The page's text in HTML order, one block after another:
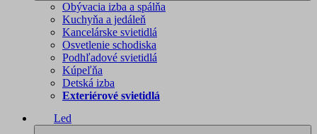
Obývacia izba a spálňa
Kuchyňa a jedáleň
Kancelárske svietidlá
Osvetlenie schodiska
Podhľadové svietidlá
Kúpeľňa
Detská izba
Exteriérové svietidlá
Led